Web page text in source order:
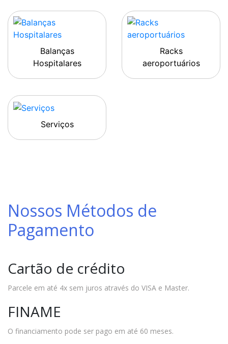
Balanças
Hospitalares
Racks
aeroportuários
Serviços
Nossos Métodos de
Pagamento
Cartão de crédito
Parcele em até 4x sem juros através do VISA e Master.
FINAME
O financiamento pode ser pago em até 60 meses.